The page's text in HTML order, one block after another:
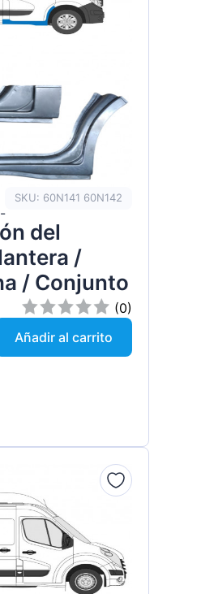
SKU: 60N141 60N142
del
/
/ Conjunto
(0)
Añadir al carrito